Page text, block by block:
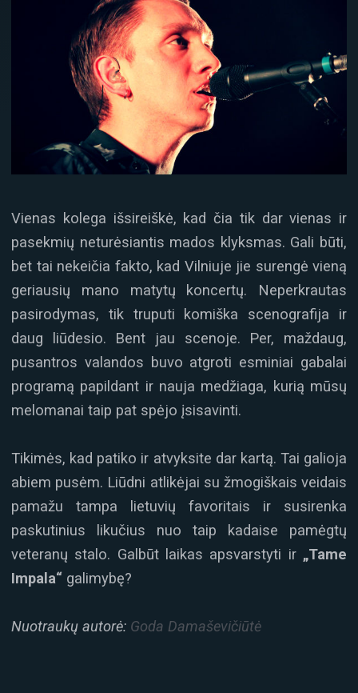
Vienas kolega išsireiškė, kad čia tik dar vienas ir
pasekmių neturėsiantis mados klyksmas. Gali būti,
bet tai nekeičia fakto, kad Vilniuje jie surengė vieną
geriausių mano matytų koncertų. Neperkrautas
pasirodymas, tik truputi komiška scenografija ir
daug liūdesio. Bent jau scenoje. Per, maždaug,
pusantros valandos buvo atgroti esminiai gabalai
programą papildant ir nauja medžiaga, kurią mūsų
melomanai taip pat spėjo įsisavinti.
Tikimės, kad patiko ir atvyksite dar kartą. Tai galioja
abiem pusėm. Liūdni atlikėjai su žmogiškais veidais
pamažu tampa lietuvių favoritais ir susirenka
paskutinius likučius nuo taip kadaise pamėgtų
veteranų stalo. Galbūt laikas apsvarstyti ir „Tame
Impala“ galimybę?
Nuotraukų autorė: Goda Damaševičiūtė